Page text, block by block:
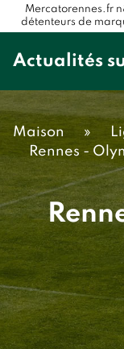
Mercatorennes.fr
détenteurs de
Actualités
Maison »
Rennes -